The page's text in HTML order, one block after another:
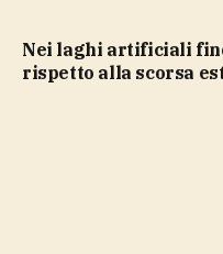
Nei laghi artificiali fino al 50% di acqua in meno
rispetto alla scorsa